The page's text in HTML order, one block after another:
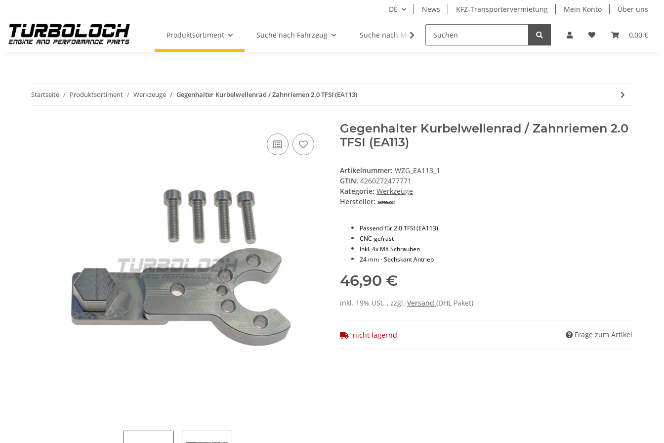
DE News KFZ-Transportervermietung Mein Konto Über uns
0,00 €
Produktsortiment Suche nach Fahrzeug Suche nach Motor Sonderangebote Merchandising
Startseite Produktsortiment Werkzeuge Gegenhalter Kurbelwellenrad / Zahnriemen 2.0 TFSI (EA113)
Gegenhalter Kurbelwellenrad / Zahnriemen 2.0
TFSI (EA113)
Artikelnummer: WZG_EA113_1
GTIN: 4260272477771
Kategorie: Werkzeuge
Hersteller:
Passend für 2.0 TFSI (EA113)
CNC-gefräst
Inkl. 4x M8 Schrauben
24 mm - Sechskant Antrieb
46,90 €
inkl. 19% USt. , zzgl. Versand (DHL Paket)
nicht lagernd Frage zum Artikel